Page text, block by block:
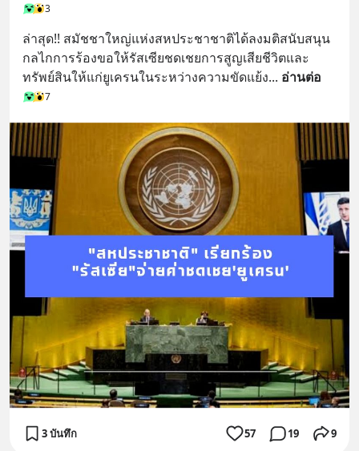
3
ล่าสุด!! สมัชชาใหญ่แห่งสหประชาชาติได้ลงมติสนับสนุน
กลไกการร้องขอให้รัสเซียชดเชยการสูญเสียชีวิตและ
ทรัพย์สินให้แก่ยูเครนในระหว่างความขัดแย้ง... อ่านต่อ
7
3 บันทึก 57 19 9